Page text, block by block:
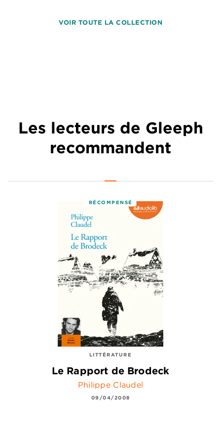
VOIR TOUTE LA COLLECTION
Les lecteurs de Gleeph
recommandent
RÉCOMPENSÉ
LITTÉRATURE
Le Rapport de Brodeck
Philippe Claudel
09/04/2008